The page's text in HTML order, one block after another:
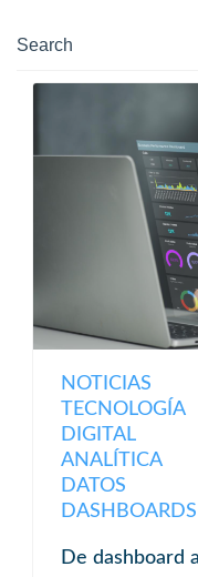
NOTICIAS
TECNOLOGÍA
DIGITAL
ANALÍTICA
DATOS
DASHBOARDS
De dashboard